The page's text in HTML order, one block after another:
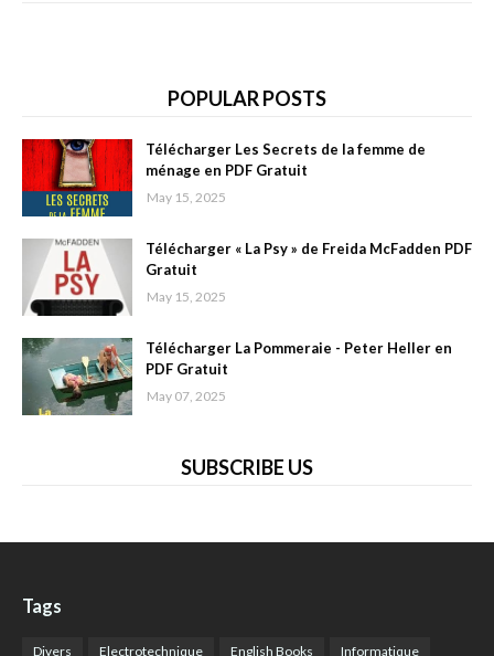
POPULAR POSTS
Télécharger Les Secrets de la femme de
ménage en PDF Gratuit
May 15, 2025
Télécharger « La Psy » de Freida McFadden PDF
Gratuit
May 15, 2025
Télécharger La Pommeraie - Peter Heller en
PDF Gratuit
May 07, 2025
SUBSCRIBE US
Tags
Divers Electrotechnique English Books Informatique